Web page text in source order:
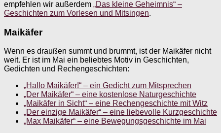
empfehlen wir außerdem „Das kleine Geheimnis“ –
Geschichten zum Vorlesen und Mitsingen.
Maikäfer
Wenn es draußen summt und brummt, ist der Maikäfer nicht
weit. Er ist im Mai ein beliebtes Motiv in Geschichten,
Gedichten und Rechengeschichten:
„Hallo Maikäfer!“ – ein Gedicht zum Mitsprechen
„Der Maikäfer“ – eine kostenlose Naturgeschichte
„Maikäfer in Sicht“ – eine Rechengeschichte mit Witz
„Der einzige Maikäfer“ – eine liebevolle Kurzgeschichte
„Max Maikäfer“ – eine Bewegungsgeschichte im Mai